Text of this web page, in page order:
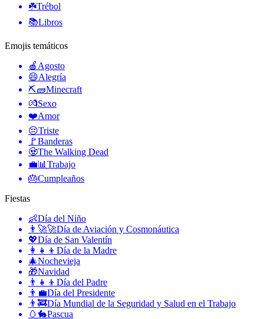
☘️Trébol
📚Libros
Emojis temáticos
🍎 Agosto
😄Alegría
⛏🧱Minecraft
💏Sexo
❤️Amor
😔Triste
🚩Banderas
🧟The Walking Dead
💼📊 Trabajo
🎂Cumpleaños
Fiestas
👶Día del Niño
👨‍🚀🚀Día de Aviación y Cosmonáutica
💖Día de San Valentín
👩‍👧‍👦 Día de la Madre
🎄Nochevieja
🎁Navidad
👨‍👧‍👦 Día del Padre
👨‍💼Día del Presidente
👨‍🚒Día Mundial de la Seguridad y Salud en el Trabajo
🥚🐇Pascua